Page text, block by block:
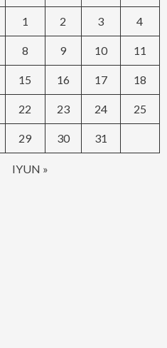
IYUN »
1 2 3 4
8 9 10 11
15 16 17 18
22 23 24 25
29 30 31